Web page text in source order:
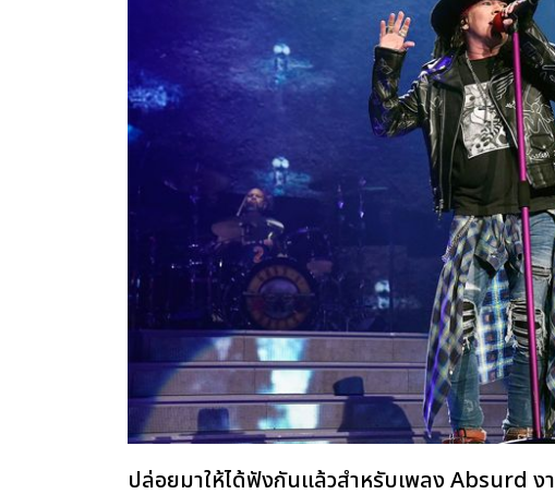
ปล่อยมาให้ได้ฟังกันแล้วสำหรับเพลง Absurd ง